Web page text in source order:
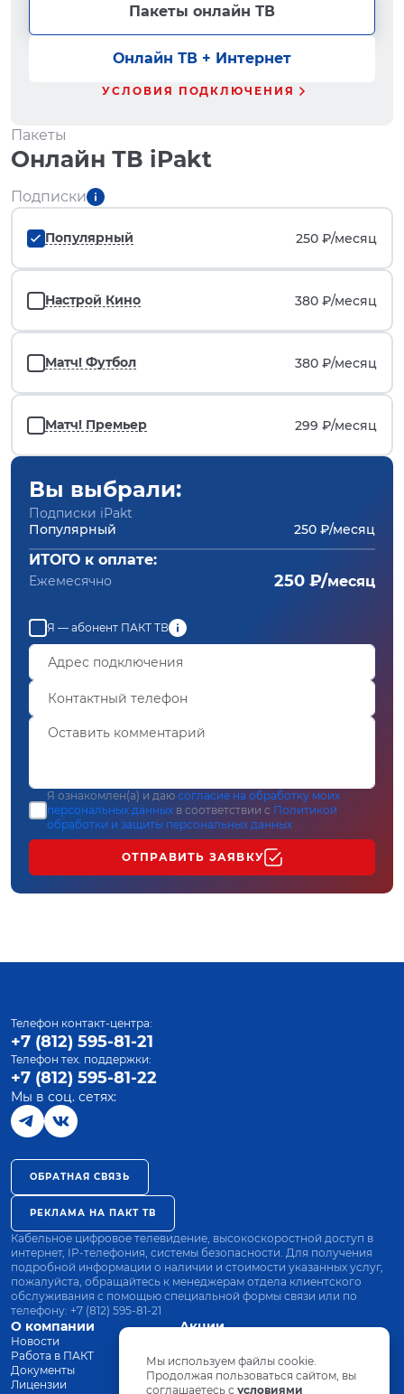
Пакеты онлайн ТВ
Онлайн ТВ + Интернет
УСЛОВИЯ ПОДКЛЮЧЕНИЯ
Пакеты
Онлайн ТВ iPakt
Подписки
Популярный 250 ₽/месяц
Настрой Кино 380 ₽/месяц
Матч! Футбол 380 ₽/месяц
Матч! Премьер 299 ₽/месяц
Вы выбрали:
Подписки iPakt
Популярный
250 ₽/месяц
ИТОГО к оплате:
Ежемесячно 250 ₽/месяц
Я — абонент ПАКТ ТВ
Я ознакомлен(а) и даю согласие на обработку моих
персональных данных в соответствии с Политикой
обработки и защиты персональных данных
ОТПРАВИТЬ ЗАЯВКУ
О компании
Новости
Работа в ПАКТ
Документы
Лицензии
Акции
Оплата
Оборудование
Телефон контакт-центра:
+7 (812) 595-81-21
Телефон тех. поддержки:
+7 (812) 595-81-22
Мы в соц. сетях:
ОБРАТНАЯ СВЯЗЬ
РЕКЛАМА НА ПАКТ ТВ
Кабельное цифровое телевидение, высокоскоростной доступ в
интернет, IP-телефония, системы безопасности. Для получения
подробной информации о наличии и стоимости указанных услуг,
пожалуйста, обращайтесь к менеджерам отдела клиентского
обслуживания с помощью специальной формы связи или по
телефону: +7 (812) 595-81-21
Мы используем файлы cookie.
Продолжая пользоваться сайтом, вы
соглашаетесь с условиями